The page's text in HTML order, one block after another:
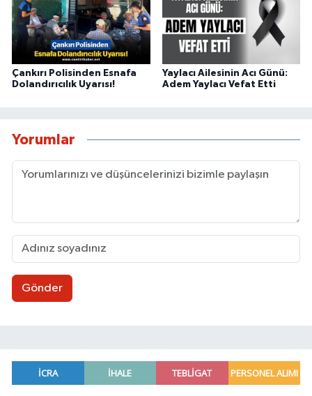
Çankırı Polisinden Esnafa
Dolandırıcılık Uyarısı!
Yaylacı Ailesinin Acı Günü:
Adem Yaylacı Vefat Etti
Yorumlar
Gönder